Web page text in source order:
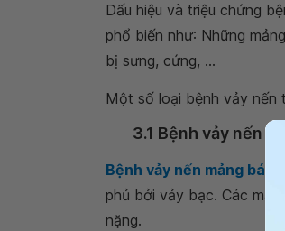
Dấu hiệu và triệu chứng
phổ biến như: Những
bị sưng, cứng, ...
Một số loại bệnh vảy nến
3.1 Bệnh vảy nến
Bệnh vảy nến mảng bám
phủ bởi vảy bạc. Các
nặng.